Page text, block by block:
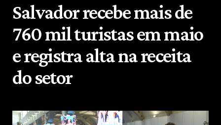
Salvador recebe mais de
760 mil turistas em maio
e registra alta na receita
do setor